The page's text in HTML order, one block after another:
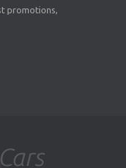
promotions,